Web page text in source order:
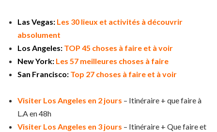
Las Vegas: Les 30 lieux et activités à découvrir
absolument
Los Angeles: TOP 45 choses à faire et à voir
New York: Les 57 meilleures choses à faire
San Francisco: Top 27 choses à faire et à voir
Visiter Los Angeles en 2 jours – Itinéraire + que faire à
L.A en 48h
Visiter Los Angeles en 3 jours – Itinéraire + Que faire et